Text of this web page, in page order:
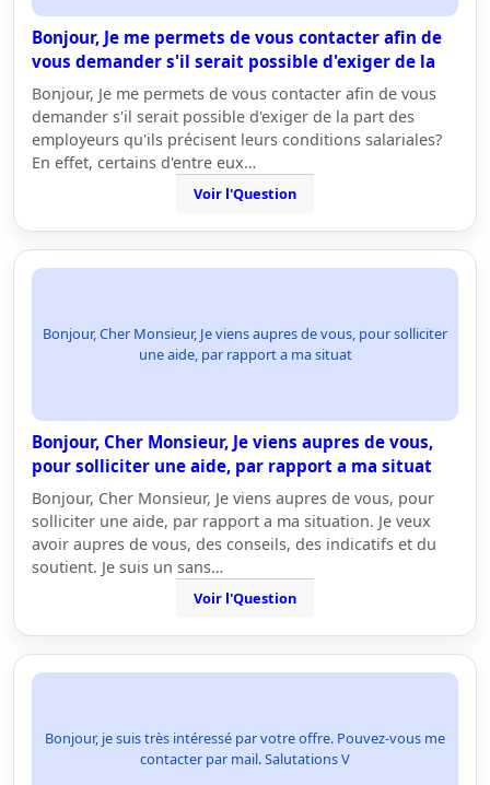
Bonjour, Je me permets de vous contacter afin de
vous demander s'il serait possible d'exiger de la
Bonjour, Je me permets de vous contacter afin de vous
demander s'il serait possible d'exiger de la part des
employeurs qu'ils précisent leurs conditions salariales?
En effet, certains d'entre eux…
Voir l'Question
Bonjour, Cher Monsieur, Je viens aupres de vous, pour solliciter
une aide, par rapport a ma situat
Bonjour, Cher Monsieur, Je viens aupres de vous,
pour solliciter une aide, par rapport a ma situat
Bonjour, Cher Monsieur, Je viens aupres de vous, pour
solliciter une aide, par rapport a ma situation. Je veux
avoir aupres de vous, des conseils, des indicatifs et du
soutient. Je suis un sans…
Voir l'Question
Bonjour, je suis très intéressé par votre offre. Pouvez-vous me
contacter par mail. Salutations V